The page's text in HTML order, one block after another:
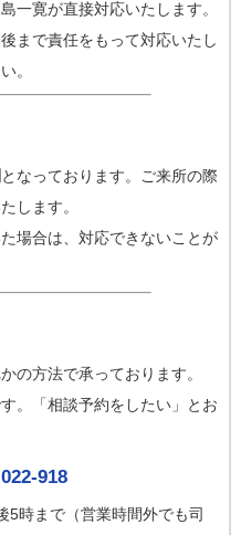
一寛が直接対応いたします。
まで責任をもって対応いたし
。
となっております。ご来所の際
します。
場合は、対応できないことが
の方法で承っております。
。「相談予約をしたい」とお
918
時まで（営業時間外でも司